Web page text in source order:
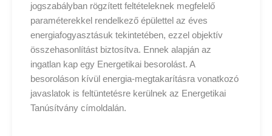
jogszabályban rögzített feltételeknek megfelelő
paraméterekkel rendelkező épülettel az éves
energiafogyasztásuk tekintetében, ezzel objektív
összehasonlítást biztosítva. Ennek alapján az
ingatlan kap egy Energetikai besorolást. A
besoroláson kívül energia-megtakarításra vonatkozó
javaslatok is feltüntetésre kerülnek az Energetikai
Tanúsítvány címoldalán.